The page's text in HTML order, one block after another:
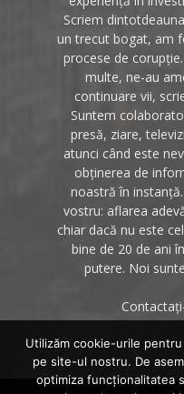
Scriem
un trecut bogat, am
procese de
multe, ne-au
continuare vii,
Suntem
presă, ziare,
atunci când este
obținerea de
noastră în
vostru: aflarea
chiar dacă nu este
bine de 20 de ani
putere. Noi
Utilizăm cookie-urile
pe site-ul nostru. De
optimiza funcţionalitatea